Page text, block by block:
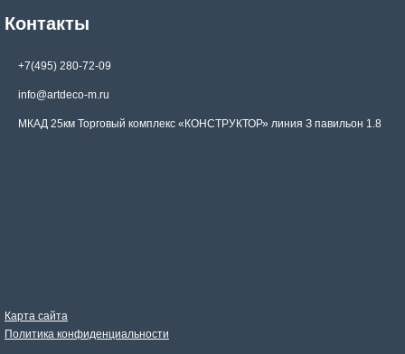
Контакты
+7(495) 280-72-09
info@artdeco-m.ru
МКАД 25км Торговый комплекс «КОНСТРУКТОР» линия З павильон 1.8
Карта сайта
Политика конфиденциальности